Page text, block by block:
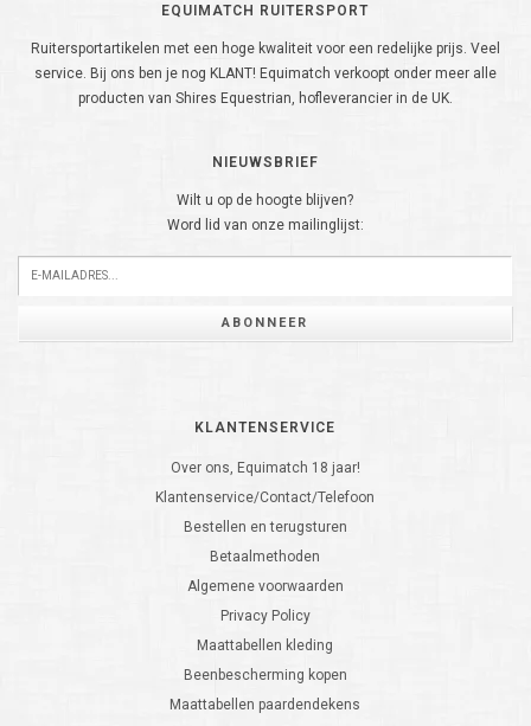
EQUIMATCH RUITERSPORT
Ruitersportartikelen met een hoge kwaliteit voor een redelijke prijs. Veel
service. Bij ons ben je nog KLANT! Equimatch verkoopt onder meer alle
producten van Shires Equestrian, hofleverancier in de UK.
NIEUWSBRIEF
Wilt u op de hoogte blijven?
Word lid van onze mailinglijst:
ABONNEER
KLANTENSERVICE
Over ons, Equimatch 18 jaar!
Klantenservice/Contact/Telefoon
Bestellen en terugsturen
Betaalmethoden
Algemene voorwaarden
Privacy Policy
Maattabellen kleding
Beenbescherming kopen
Maattabellen paardendekens